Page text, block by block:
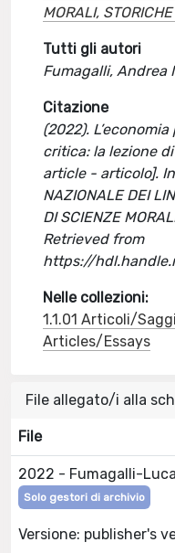
MORALI,
Tutti gli autori
Fumagalli, Andrea
Citazione
(2022).
critica: la lezione
article - articolo]. In
NAZIONALE DEI
DI SCIENZE
Retrieved from
https://
Nelle collezioni:
1.1.01 Articoli/
Articles/Essays
File allegato/i alla
File
2022 - Fumagalli-
Solo gestori di archivio
Versione: publisher's